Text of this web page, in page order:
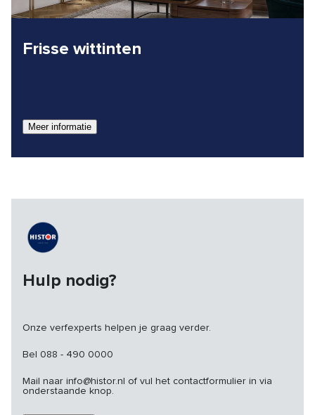
Frisse wittinten
Meer informatie
Hulp nodig?
Onze verfexperts helpen je graag verder.
Bel 088 - 490 0000
Mail naar info@histor.nl of vul het contactformulier in via
onderstaande knop.